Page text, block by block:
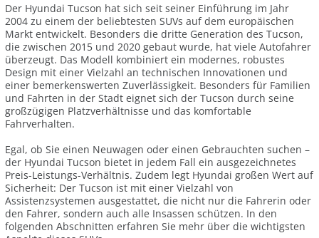
Der Hyundai Tucson hat sich seit seiner Einführung im Jahr
2004 zu einem der beliebtesten SUVs auf dem europäischen
Markt entwickelt. Besonders die dritte Generation des Tucson,
die zwischen 2015 und 2020 gebaut wurde, hat viele Autofahrer
überzeugt. Das Modell kombiniert ein modernes, robustes
Design mit einer Vielzahl an technischen Innovationen und
einer bemerkenswerten Zuverlässigkeit. Besonders für Familien
und Fahrten in der Stadt eignet sich der Tucson durch seine
großzügigen Platzverhältnisse und das komfortable
Fahrverhalten.
Egal, ob Sie einen Neuwagen oder einen Gebrauchten suchen –
der Hyundai Tucson bietet in jedem Fall ein ausgezeichnetes
Preis-Leistungs-Verhältnis. Zudem legt Hyundai großen Wert auf
Sicherheit: Der Tucson ist mit einer Vielzahl von
Assistenzsystemen ausgestattet, die nicht nur die Fahrerin oder
den Fahrer, sondern auch alle Insassen schützen. In den
folgenden Abschnitten erfahren Sie mehr über die wichtigsten